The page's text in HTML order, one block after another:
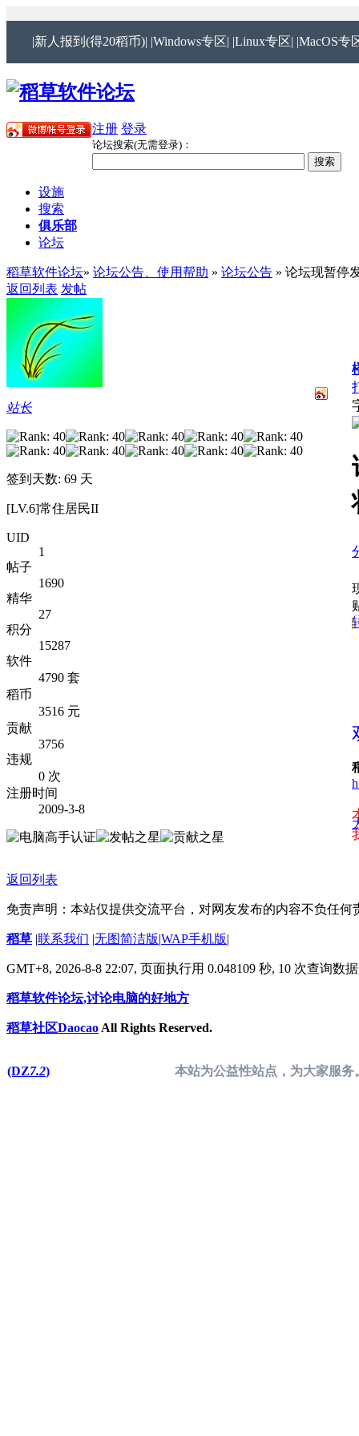
|新人报到(得20稻币)| |Windows专区| |Linux专区| |MacOS专
注册 登录
论坛搜索(无需登录)：
设施
搜索
俱乐部
论坛
稻草软件论坛» 论坛公告、使用帮助 » 论坛公告 » 论坛现暂停
返回列表 发帖
站长
签到天数: 69 天
[LV.6]常住居民II
UID
1
帖子
1690
精华
27
积分
15287
软件
4790 套
稻币
3516 元
贡献
3756
违规
0 次
注册时间
2009-3-8
返回列表
免责声明：本站仅提供交流平台，对网友发布的内容不负任
稻草 |联系我们 |无图简洁版|WAP手机版|
GMT+8, 2026-8-8 22:07, 页面执行用 0.048109 秒, 10 次查询数
稻草软件论坛,讨论电脑的好地方
稻草社区Daocao All Rights Reserved.
(DZ7.2) 本站为公益性站点，为大家服